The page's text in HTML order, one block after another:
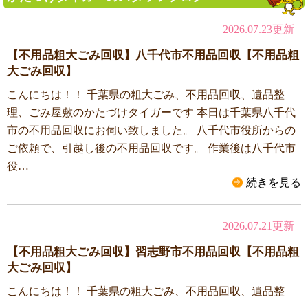
2026.07.23更新
【不用品粗大ごみ回収】八千代市不用品回収【不用品粗
大ごみ回収】
こんにちは！！ 千葉県の粗大ごみ、不用品回収、遺品整
理、ごみ屋敷のかたづけタイガーです 本日は千葉県八千代
市の不用品回収にお伺い致しました。 八千代市役所からの
ご依頼で、引越し後の不用品回収です。 作業後は八千代市
役…
続きを見る
2026.07.21更新
【不用品粗大ごみ回収】習志野市不用品回収【不用品粗
大ごみ回収】
こんにちは！！ 千葉県の粗大ごみ、不用品回収、遺品整